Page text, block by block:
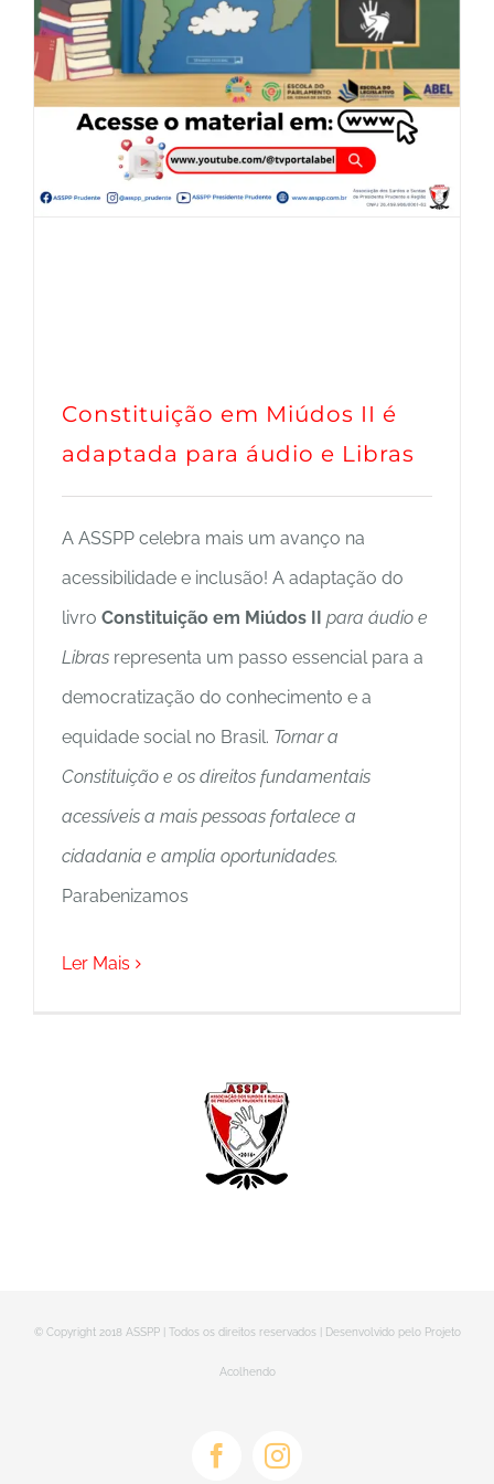
Constituição em Miúdos II é
adaptada para áudio e Libras
A ASSPP celebra mais um avanço na
acessibilidade e inclusão! A adaptação do
livro Constituição em Miúdos II para áudio e
Libras representa um passo essencial para a
democratização do conhecimento e a
equidade social no Brasil. Tornar a
Constituição e os direitos fundamentais
acessíveis a mais pessoas fortalece a
cidadania e amplia oportunidades.
Parabenizamos
Ler Mais
© Copyright 2018 ASSPP | Todos os direitos reservados | Desenvolvido pelo Projeto
Acolhendo
FacebookInstagram